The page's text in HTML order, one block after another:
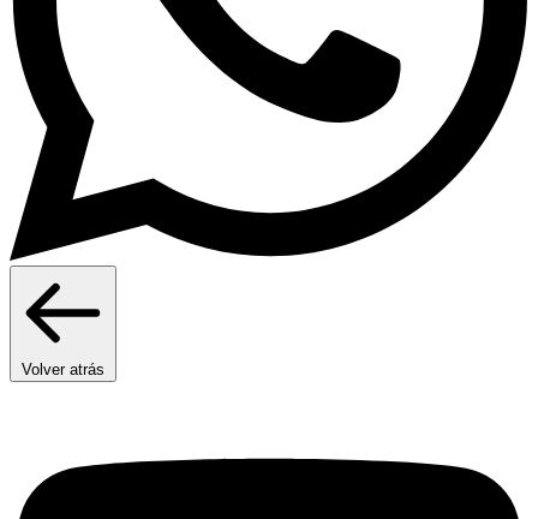
Volver atrás